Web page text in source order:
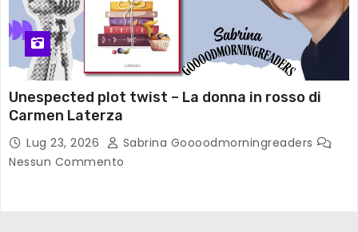
Unespected plot twist – La donna in rosso di
Carmen Laterza
Lug 23, 2026
Sabrina Goooodmorningreaders
Nessun Commento